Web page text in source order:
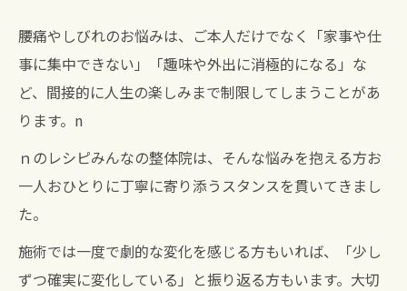
腰痛やしびれのお悩みは、ご本人だけでなく「家事や仕
事に集中できない」「趣味や外出に消極的になる」な
ど、間接的に人生の楽しみまで制限してしまうことがあ
ります。n
ｎのレシピみんなの整体院は、そんな悩みを抱える方お
一人おひとりに丁寧に寄り添うスタンスを貫いてきまし
た。
施術では一度で劇的な変化を感じる方もいれば、「少し
ずつ確実に変化している」と振り返る方もいます。大切